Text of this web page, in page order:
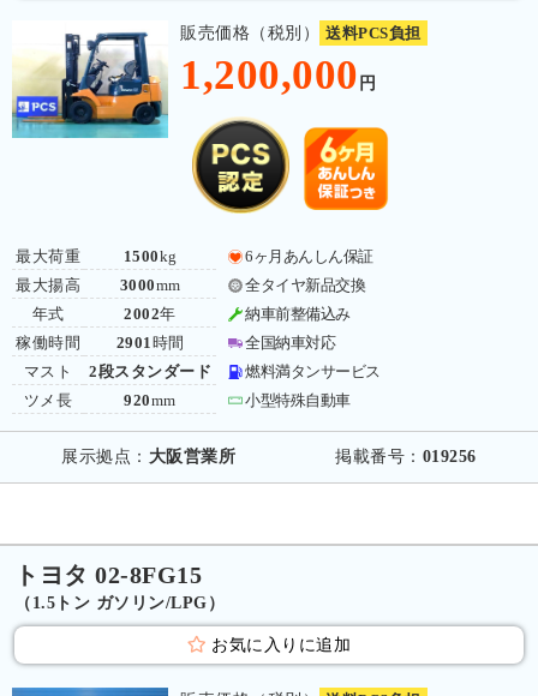
販売価格（税別） 送料PCS負担
1,200,000 円
最大荷重
最大揚高
年式
稼働時間
マスト
ツメ長
1500kg
3000mm
2002年
2901 時間
2段スタンダード
920mm
6ヶ月あんしん保証
全タイヤ新品交換
納車前整備込み
全国納車対応
燃料満タンサービス
小型特殊自動車
展示拠点： 大阪営業所 掲載番号： 019256
トヨタ 02-8FG15
（1.5トン ガソリン/LPG）
お気に入りに追加